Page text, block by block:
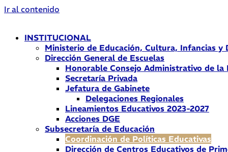
Ir al contenido
INSTITUCIONAL
Ministerio de Educación, Cultura, Infancias y
Dirección General de Escuelas
Honorable Consejo Administrativo de la
Secretaría Privada
Jefatura de Gabinete
Delegaciones Regionales
Lineamientos Educativos 2023-2027
Acciones DGE
Subsecretaría de Educación
Coordinación de Políticas Educativas
Dirección de Centros Educativos de